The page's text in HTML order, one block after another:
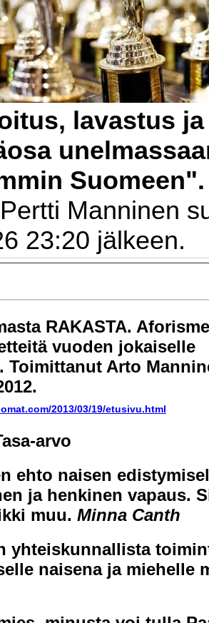
lavastus
Manninen
23:20 jälkeen.
RAKASTA.
vuoden jokaiselle
Toimittanut Arto
2013/03/19/etusivu.html
arvo
ehto naisen
ja henkinen vapaus.
muu. Minna Canth
yhteiskunnallista
naisena ja miehelle